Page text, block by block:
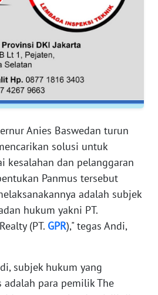
Anies Baswedan turun
solusi untuk
kesalahan dan pelanggaran
Panmus tersebut
adalah subjek
hukum yakni PT.
(PT. GPR)," tegas Andi,
subjek hukum yang
adalah para pemilik The